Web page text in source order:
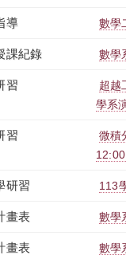
導 數學
課紀錄 數學
習
超越
學系
習
微積
研習 113
畫表 數學
畫表 數學